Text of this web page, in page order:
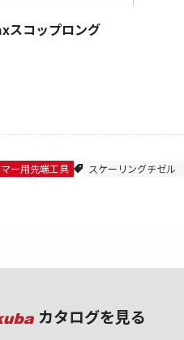
コップロング
ー用先端工具 スケーリングチゼル
カタログを見る